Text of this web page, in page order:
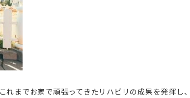
れまでお家で頑張ってきたリハビリの成果を発揮し